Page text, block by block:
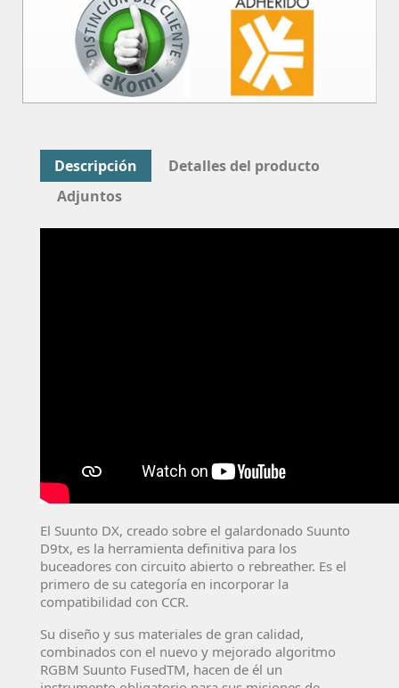
Descripción
Detalles del producto
Adjuntos
El Suunto DX, creado sobre el galardonado Suunto
D9tx, es la herramienta definitiva para los
buceadores con circuito abierto o rebreather. Es el
primero de su categoría en incorporar la
compatibilidad con CCR.
Su diseño y sus materiales de gran calidad,
combinados con el nuevo y mejorado algoritmo
RGBM Suunto FusedTM, hacen de él un